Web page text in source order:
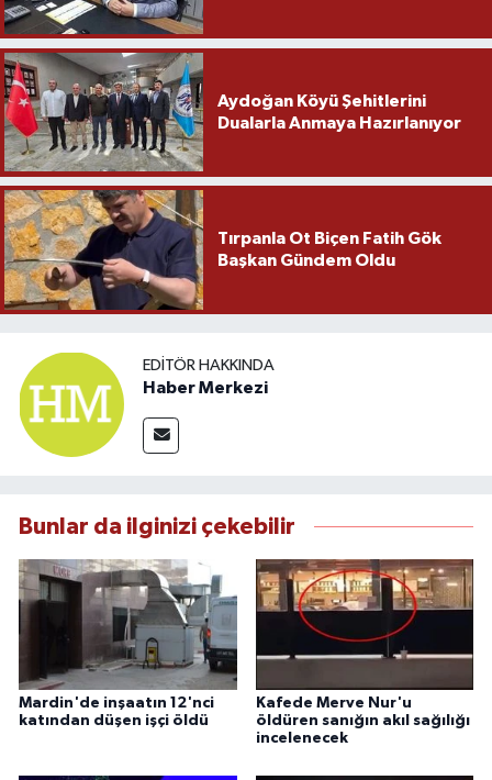
Aydoğan Köyü Şehitlerini
Dualarla Anmaya Hazırlanıyor
Tırpanla Ot Biçen Fatih Gök
Başkan Gündem Oldu
EDITÖR HAKKINDA
Haber Merkezi
Bunlar da ilginizi çekebilir
Mardin'de inşaatın 12'nci
katından düşen işçi öldü
Kafede Merve Nur'u
öldüren sanığın akıl sağılığı
incelenecek